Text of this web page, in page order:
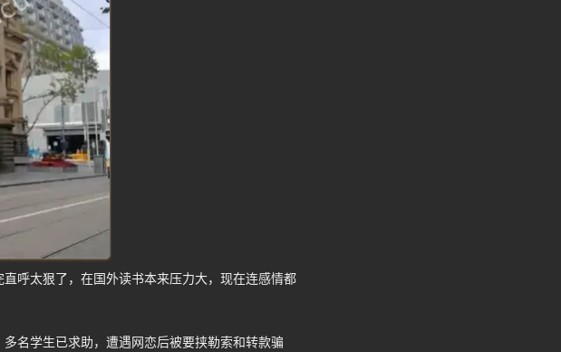
呼太狠了，在国外读书本来压力大，现在连感情都
名学生已求助，遭遇网恋后被要挟勒索和转款骗